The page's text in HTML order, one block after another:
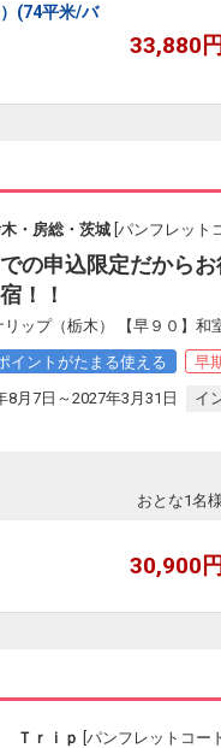
(74平米/バ
33,880
・房総・茨城 [パンフレット
での申込限定だから
！！
ップ（栃木） 【早９０】和
イントがたまる使える
早
8月7日～2027年3月31日 イ
おとな1名
30,900
Ｔｒｉｐ [パンフレットコー